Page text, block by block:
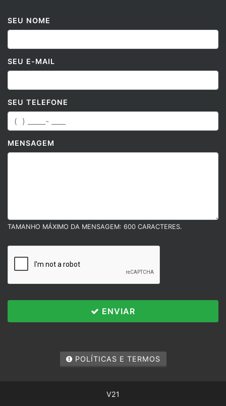
TAMANHO MÁXIMO DA MENSAGEM: 600 CARACTERES.
ENVIAR
POLÍTICAS E TERMOS
Políticas e Termos
você concorda com nossa Política de Privacidade.
PROSSEGUIR